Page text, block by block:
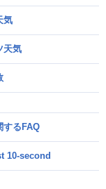
気
天気
するFAQ
10-second